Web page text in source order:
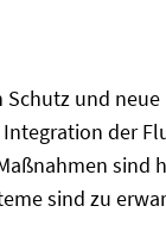
und
der
sind
sind zu